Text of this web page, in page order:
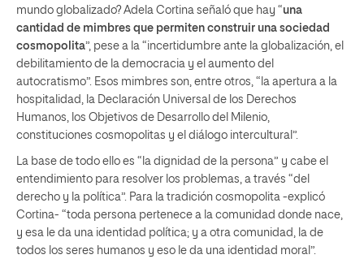
mundo globalizado? Adela Cortina señaló que hay “una
cantidad de mimbres que permiten construir una sociedad
cosmopolita”, pese a la “incertidumbre ante la globalización, el
debilitamiento de la democracia y el aumento del
autocratismo”. Esos mimbres son, entre otros, “la apertura a la
hospitalidad, la Declaración Universal de los Derechos
Humanos, los Objetivos de Desarrollo del Milenio,
constituciones cosmopolitas y el diálogo intercultural”.
La base de todo ello es “la dignidad de la persona” y cabe el
entendimiento para resolver los problemas, a través “del
derecho y la política”. Para la tradición cosmopolita -explicó
Cortina- “toda persona pertenece a la comunidad donde nace,
y esa le da una identidad política; y a otra comunidad, la de
todos los seres humanos y eso le da una identidad moral”.